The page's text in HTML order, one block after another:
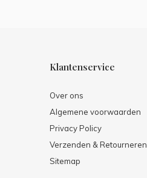
Klantenservice
Over ons
Algemene voorwaarden
Privacy Policy
Verzenden & Retourneren
Sitemap